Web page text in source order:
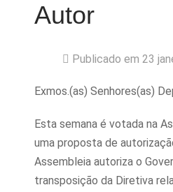
Autor
Publicado em 23
Exmos.(as) Senhores(as)
Esta semana é votada na
uma proposta de
Assembleia autoriza o
transposição da Diretiva